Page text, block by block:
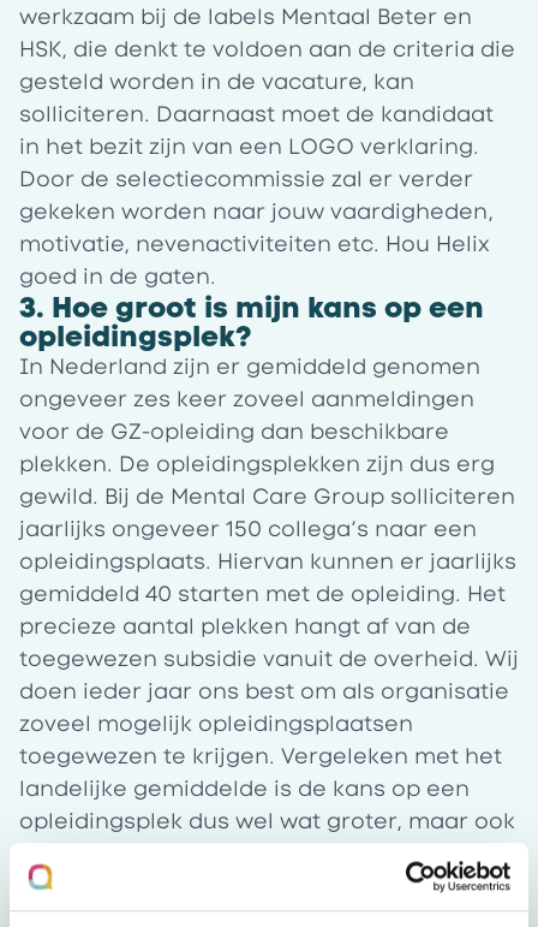
werkzaam bij de labels Mentaal Beter en
HSK, die denkt te voldoen aan de criteria die
gesteld worden in de vacature, kan
solliciteren. Daarnaast moet de kandidaat
in het bezit zijn van een LOGO verklaring.
Door de selectiecommissie zal er verder
gekeken worden naar jouw vaardigheden,
motivatie, nevenactiviteiten etc. Hou Helix
goed in de gaten.
3. Hoe groot is mijn kans op een
opleidingsplek?
In Nederland zijn er gemiddeld genomen
ongeveer zes keer zoveel aanmeldingen
voor de GZ-opleiding dan beschikbare
plekken. De opleidingsplekken zijn dus erg
gewild. Bij de Mental Care Group solliciteren
jaarlijks ongeveer 150 collega’s naar een
opleidingsplaats. Hiervan kunnen er jaarlijks
gemiddeld 40 starten met de opleiding. Het
precieze aantal plekken hangt af van de
toegewezen subsidie vanuit de overheid. Wij
doen ieder jaar ons best om als organisatie
zoveel mogelijk opleidingsplaatsen
toegewezen te krijgen. Vergeleken met het
landelijke gemiddelde is de kans op een
opleidingsplek dus wel wat groter, maar ook
bij ons zijn er meer aanmeldingen dan
plekken beschikbaar.
4. Hoe zit het met de kosten?